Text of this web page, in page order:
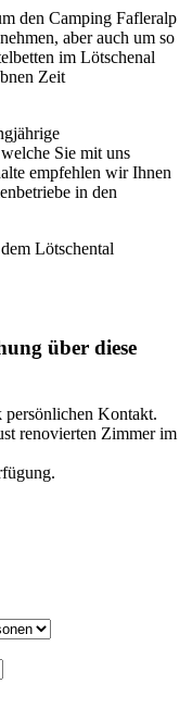
den Camping Fafleralp
aber auch um so
im Lötschenal
Zeit
Sie mit uns
empfehlen wir Ihnen
in den
Lötschental
über diese
persönlichen Kontakt.
renovierten Zimmer im